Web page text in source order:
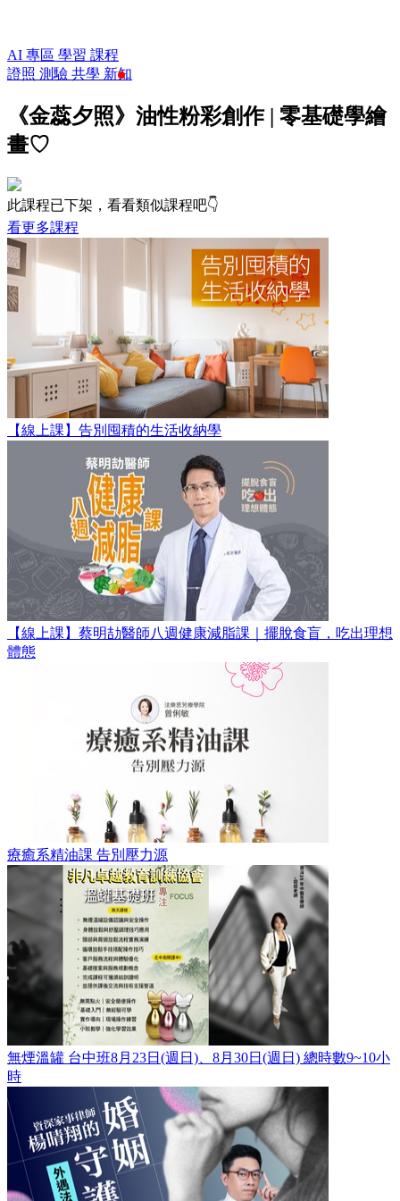
AI 專區 學習 課程
證照 測驗 共學 新知
《金蕊夕照》油性粉彩創作 | 零基礎學繪
畫♡
此課程已下架，看看類似課程吧👇
看更多課程
【線上課】告別囤積的生活收納學
【線上課】蔡明劼醫師八週健康減脂課｜擺脫食盲，吃出理想
體態
療癒系精油課 告別壓力源
無煙溫罐 台中班8月23日(週日)、8月30日(週日) 總時數9~10小
時